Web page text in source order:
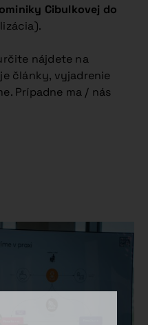
Cibulkovej do
nájdete na
články, vyjadrenie
Prípadne ma / nás